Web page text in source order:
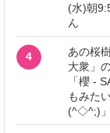
(水)朝
ん
4
あの桜
大衆」
「櫻 -
もみた
(^◇^;)」